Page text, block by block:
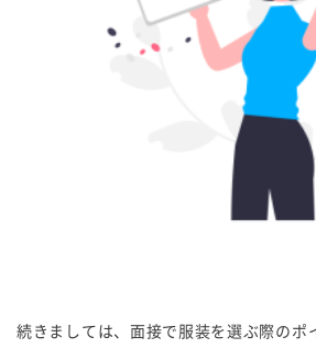
続きましては、面接で服装を選ぶ際のポ